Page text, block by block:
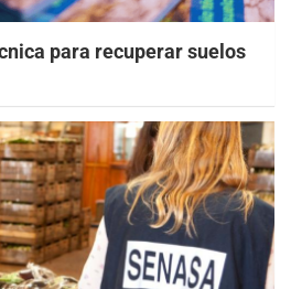
para recuperar suelos